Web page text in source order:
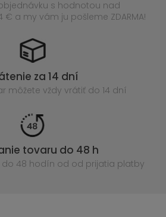
s hodnotou nad
€ a my vám ju pošleme ZDARMA!
za 14 dní
môžete vždy vrátiť do 14 dní
tovaru do 48 h
48 hodín od od prijatia platby